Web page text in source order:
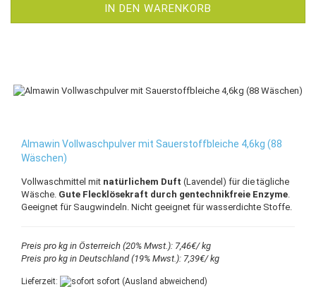
IN DEN WARENKORB
Almawin Vollwaschpulver mit Sauerstoffbleiche 4,6kg (88
Wäschen)
Vollwaschmittel mit natürlichem Duft (Lavendel) für die tägliche
Wäsche. Gute Flecklösekraft durch gentechnikfreie Enzyme
Geeignet für Saugwindeln. Nicht geeignet für wasserdichte Stoffe.
Preis pro kg in Österreich (20% Mwst.): 7,46€/ kg
Preis pro kg in Deutschland (19% Mwst.): 7,39€/ kg
Lieferzeit: sofort (Ausland abweichend)